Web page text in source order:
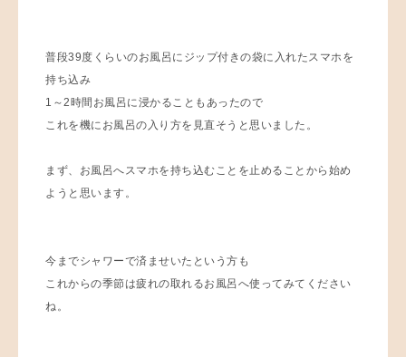
普段39度くらいのお風呂にジップ付きの袋に入れたスマホを
持ち込み
1～2時間お風呂に浸かることもあったので
これを機にお風呂の入り方を見直そうと思いました。
まず、お風呂へスマホを持ち込むことを止めることから始め
ようと思います。
今までシャワーで済ませいたという方も
これからの季節は疲れの取れるお風呂へ使ってみてください
ね。